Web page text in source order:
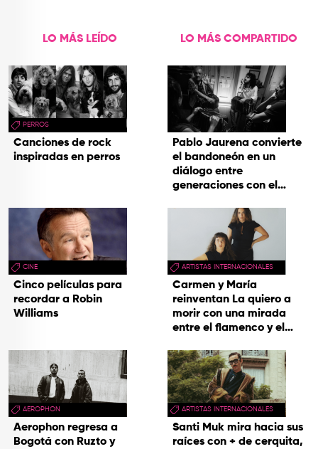
LO MÁS LEÍDO
PERROS
Canciones de rock
inspiradas en perros
CINE
Cinco películas para
recordar a Robin
Williams
AEROPHON
Aerophon regresa a
Bogotá con Ruzto y
LO MÁS COMPARTIDO
Pablo Jaurena convierte
el bandoneón en un
diálogo entre
generaciones con el
hecho cenizas
ARTISTAS INTERNACIONALES
Carmen y María
reinventan La quiero a
morir con una mirada
entre el flamenco y el
ARTISTAS INTERNACIONALES
Santi Muk mira hacia sus
raíces con + de cerquita,